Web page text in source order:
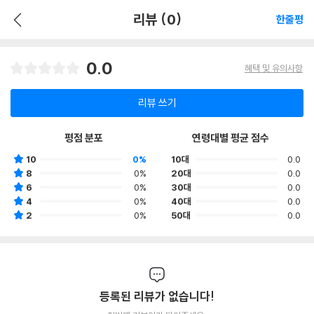
리뷰 (0) 한줄평
0.0 혜택 및 유의사항
리뷰 쓰기
평점 분포
10
0%
8
0%
6
0%
4
0%
2
0%
연령대별 평균 점수
10대
0.0
20대
0.0
30대
0.0
40대
0.0
50대
0.0
등록된 리뷰가 없습니다!